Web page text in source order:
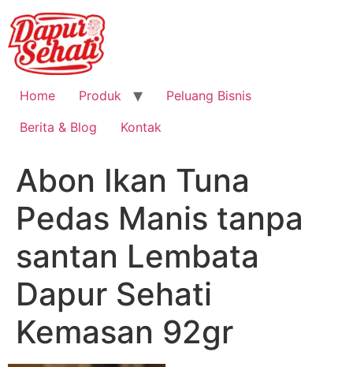
Home Produk
Peluang Bisnis
Berita & Blog
Kontak
Abon Ikan Tuna
Pedas Manis tanpa
santan Lembata
Dapur Sehati
Kemasan 92gr